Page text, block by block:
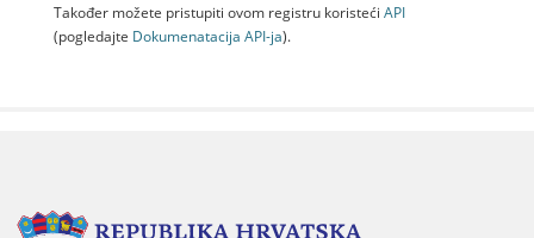
Također možete pristupiti ovom registru koristeći API
(pogledajte Dokumenаtаcijа API-jа).